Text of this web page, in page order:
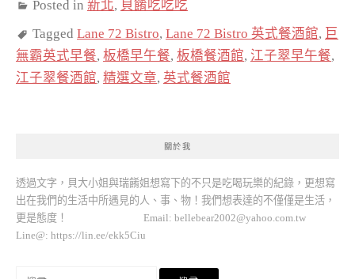
Posted in 新北, 貝餚吃吃吃
Tagged Lane 72 Bistro, Lane 72 Bistro 英式餐酒館, 巨
無霸英式早餐, 板橋早午餐, 板橋餐酒館, 江子翠早午餐,
江子翠餐酒館, 精選文章, 英式餐酒館
關於我
透過文字，貝大小姐與瑞餚姐想寫下的不只是吃喝玩樂的紀錄，更想寫
出在我們的生活中所遇見的人、事、物！我們想表達的不僅僅是生活，
更是態度！ Email: bellebear2002@yahoo.com.tw
Line@: https://lin.ee/ekk5Ciu